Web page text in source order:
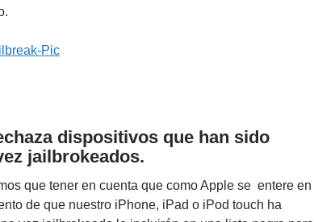
dispositivos que han sido
jailbrokeados.
que tener en cuenta que como Apple se entere en
de que nuestro iPhone, iPad o iPod touch ha